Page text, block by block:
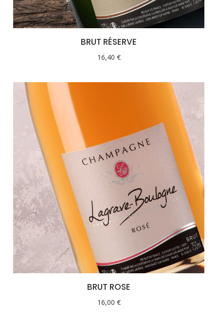
BRUT RÉSERVE
16,40 €
BRUT ROSE
16,00 €